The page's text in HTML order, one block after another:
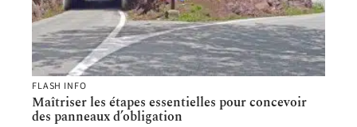
FLASH INFO
Maîtriser les étapes essentielles pour concevoir
des panneaux d’obligation